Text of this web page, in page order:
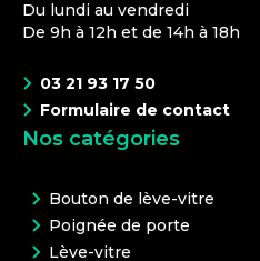
Du lundi au vendredi
De 9h à 12h et de 14h à 18h
03 21 93 17 50
Formulaire de contact
Nos catégories
Bouton de lève-vitre
Poignée de porte
Lève-vitre